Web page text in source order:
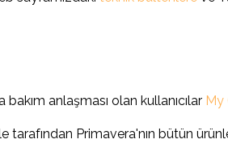
bakım anlaşması olan kullanıcılar My
tarafından Primavera'nın bütün